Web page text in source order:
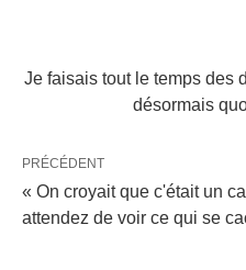
Je faisais tout le temps des
désormais
PRÉCÉDENT
« On croyait que c'était un
attendez de voir ce qui se